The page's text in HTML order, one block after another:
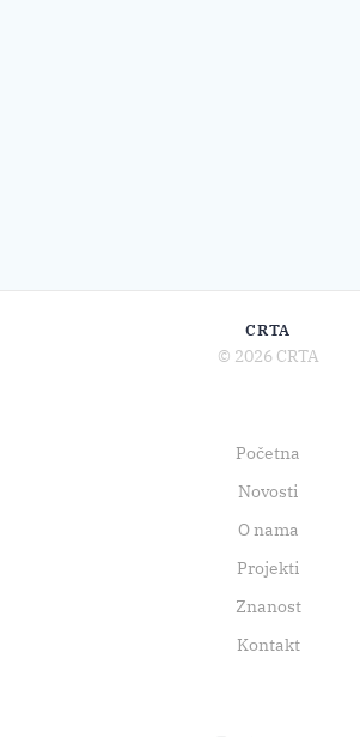
CRTA
© 2026 CRTA
Početna
Novosti
O nama
Projekti
Znanost
Kontakt